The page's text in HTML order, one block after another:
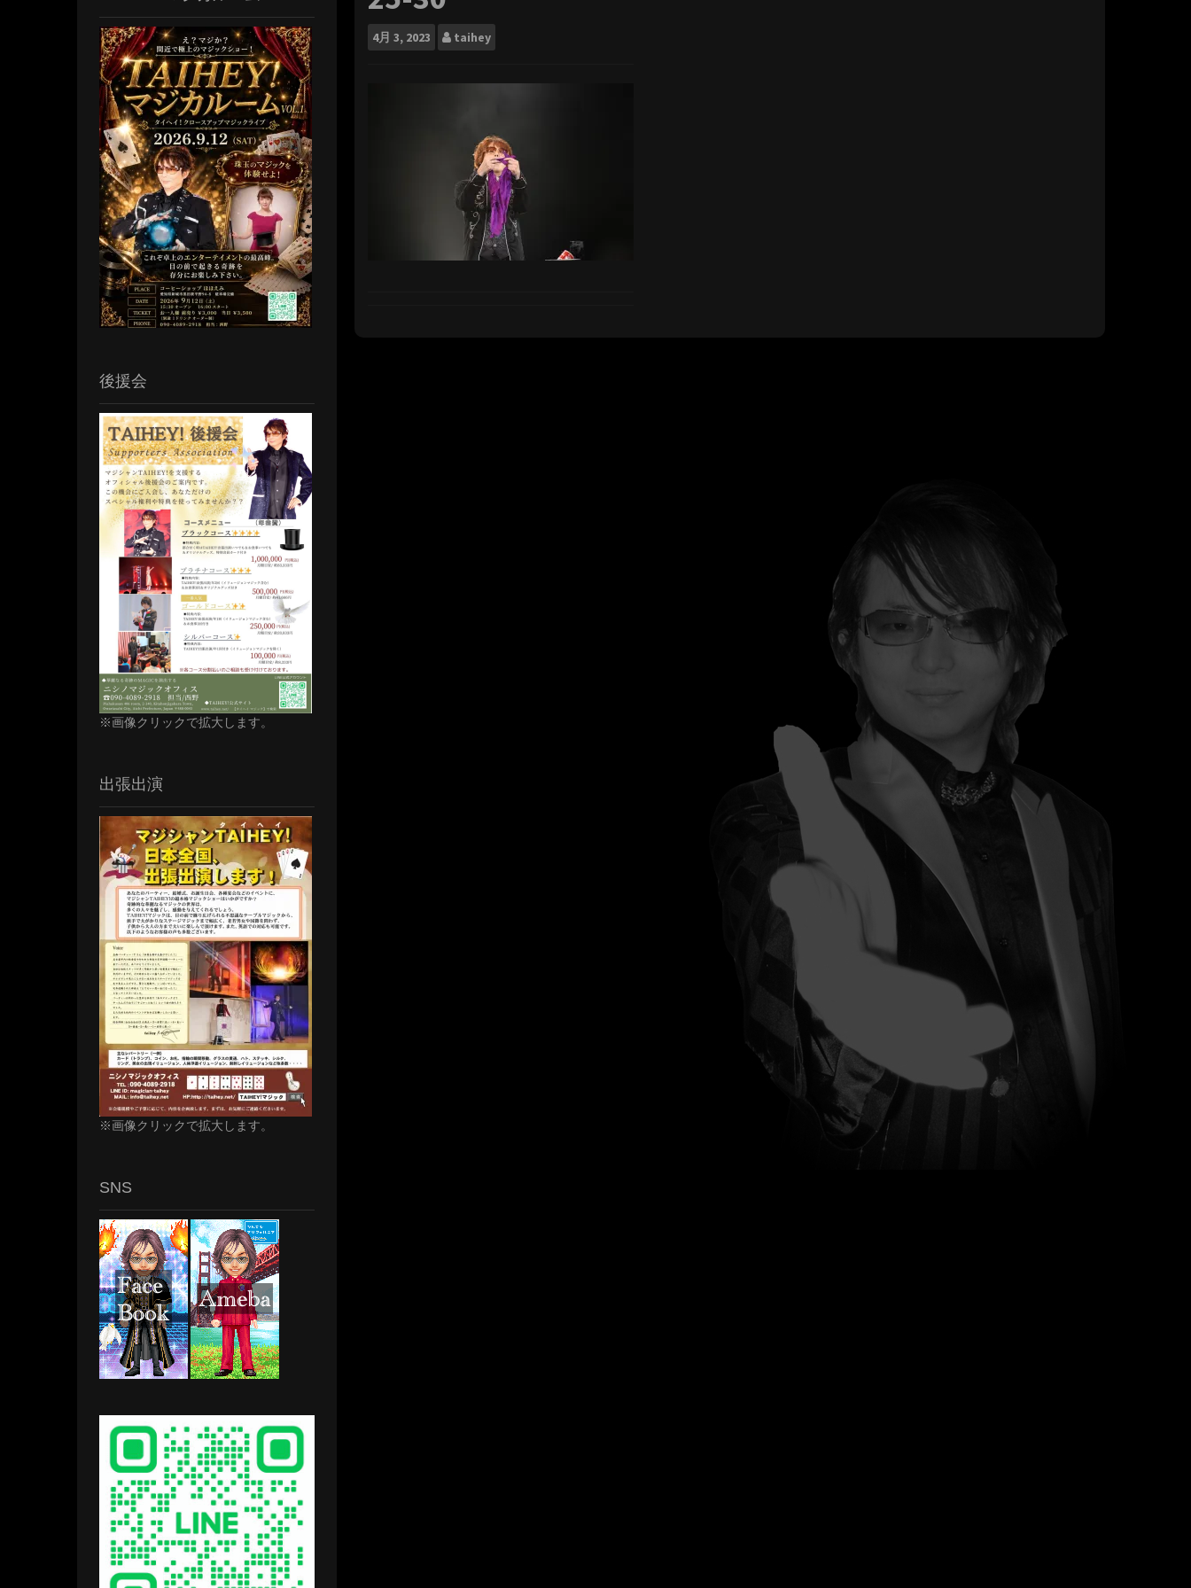
4月 3, 2023 taihey
後援会
※画像クリックで拡大します。
出張出演
※画像クリックで拡大します。
SNS